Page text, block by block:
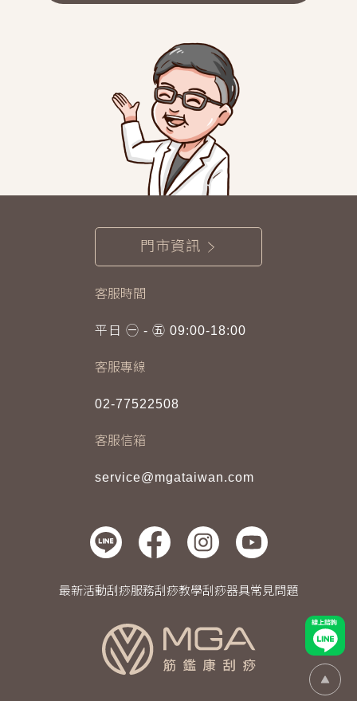
線上諮詢
Go Top
門市資訊
客服時間
平日 ㊀ - ㊄ 09:00-18:00
客服專線
02-77522508
客服信箱
service@mgataiwan.com
最新活動刮痧服務刮痧教學刮痧器具常見問題